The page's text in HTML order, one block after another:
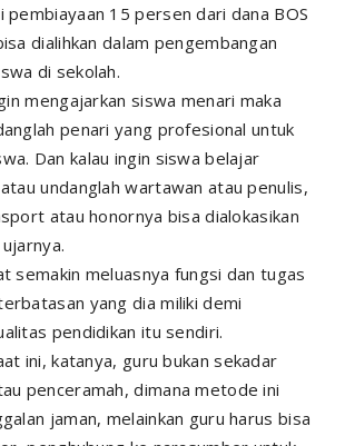
pembiayaan 15 persen dari dana BOS
dialihkan dalam pengembangan
di sekolah.
mengajarkan siswa menari maka
penari yang profesional untuk
Dan kalau ingin siswa belajar
undanglah wartawan atau penulis,
atau honornya bisa dialokasikan
semakin meluasnya fungsi dan tugas
yang dia miliki demi
pendidikan itu sendiri.
ini, katanya, guru bukan sekadar
penceramah, dimana metode ini
jaman, melainkan guru harus bisa